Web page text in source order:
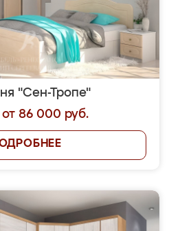
"Сен-Тропе"
86 000 руб.